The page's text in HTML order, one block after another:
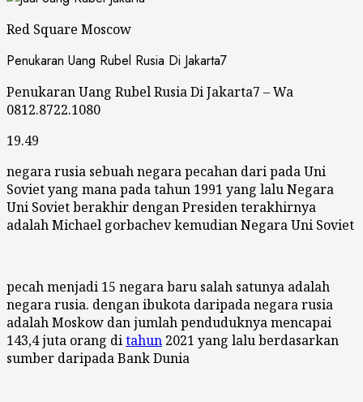
Red Square Moscow
Penukaran Uang Rubel Rusia Di Jakarta7
Penukaran Uang Rubel Rusia Di Jakarta7 – Wa
0812.8722.1080
19.49
negara rusia sebuah negara pecahan dari pada Uni
Soviet yang mana pada tahun 1991 yang lalu Negara
Uni Soviet berakhir dengan Presiden terakhirnya
adalah Michael gorbachev kemudian Negara Uni Soviet
pecah menjadi 15 negara baru salah satunya adalah
negara rusia. dengan ibukota daripada negara rusia
adalah Moskow dan jumlah penduduknya mencapai
143,4 juta orang ditahun 2021 yang lalu berdasarkan
sumber daripada Bank Dunia